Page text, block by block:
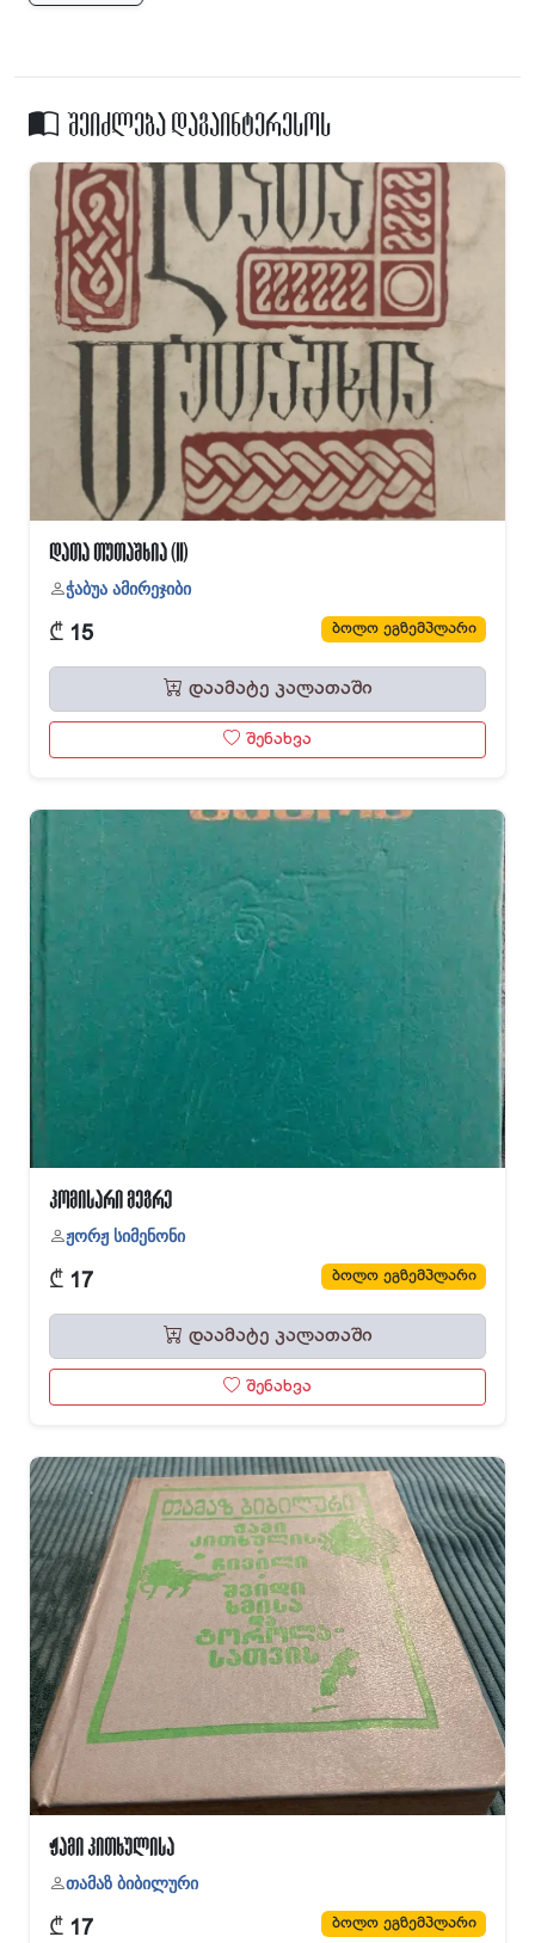
შეიძლება დაგაინტერესოს
დათა თუთაშხია (II)
ჭაბუა ამირეჯიბი
₾ 15 ბოლო ეგზემპლარი
დაამატე კალათაში
შენახვა
კომისარი მეგრე
ჟორჟ სიმენონი
₾ 17 ბოლო ეგზემპლარი
დაამატე კალათაში
შენახვა
ჟამი კითხულისა
თამაზ ბიბილური
₾ 17 ბოლო ეგზემპლარი